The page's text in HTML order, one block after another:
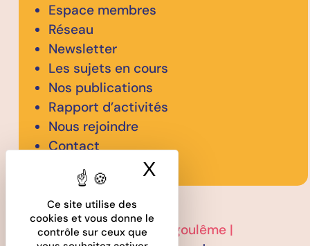
Ce site utilise des
cookies et vous donne le
contrôle sur ceux que
X
Espace membres
Réseau
Newsletter
Les sujets en cours
Nos publications
Rapport d’activités
Nous rejoindre
Contact
2026 © CODEV GrandAngoulême |